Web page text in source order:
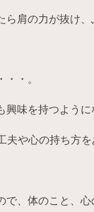
肩の力が抜け
・。
興味を持つよう
や心の持ち方
、体のこと、